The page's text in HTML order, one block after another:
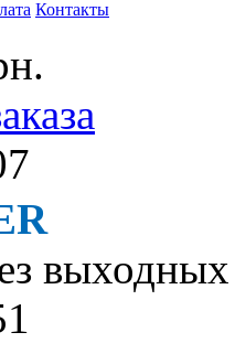
Контакты
выходных